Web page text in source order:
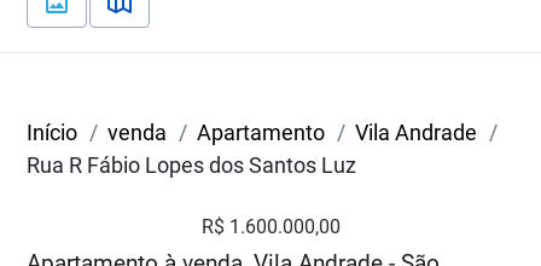
Início venda Apartamento
Vila Andrade
Rua R Fábio Lopes dos Santos Luz
R$ 1.600.000,00